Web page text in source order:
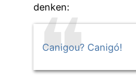
denken:
Canigou? Canigó!